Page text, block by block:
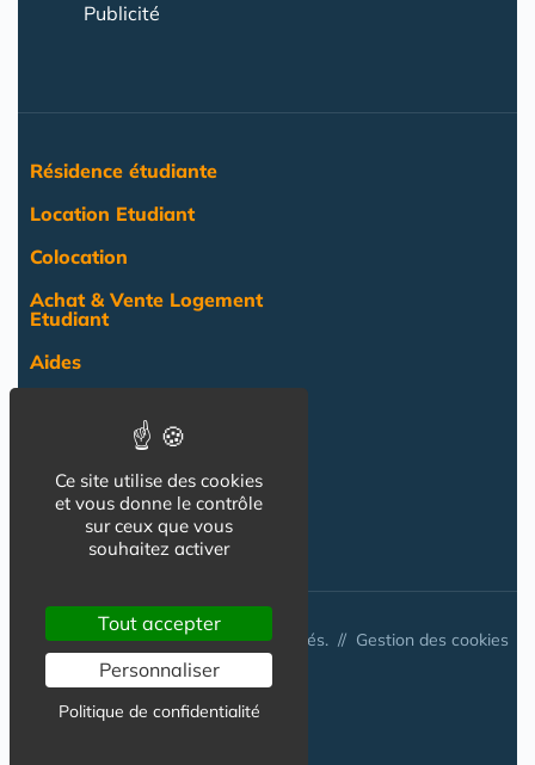
Publicité
Résidence étudiante
Location Etudiant
Colocation
Achat & Vente Logement
Etudiant
Aides
Pro
NOS AUTRES SITES :
© Australis 2026 - Tous droits réservés. // Gestion des cookies
Ce site utilise des cookies
et vous donne le contrôle
sur ceux que vous
souhaitez activer
Tout accepter
Personnaliser
Politique de confidentialité